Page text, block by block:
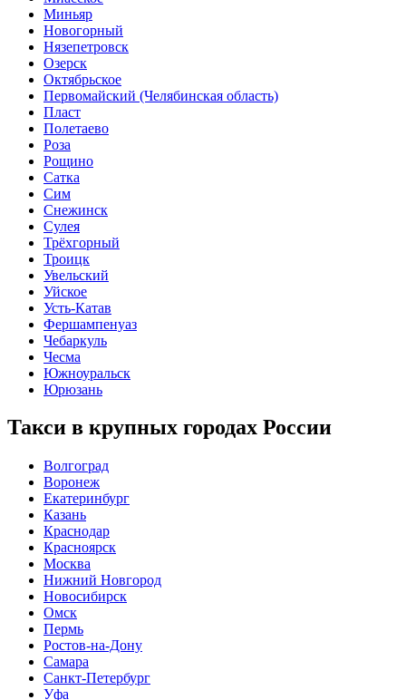
Миньяр
Новогорный
Нязепетровск
Озерск
Октябрьское
Первомайский (Челябинская область)
Пласт
Полетаево
Роза
Рощино
Сатка
Сим
Снежинск
Сулея
Трёхгорный
Троицк
Увельский
Уйское
Усть-Катав
Фершампенуаз
Чебаркуль
Чесма
Южноуральск
Юрюзань
Такси в крупных городах России
Волгоград
Воронеж
Екатеринбург
Казань
Краснодар
Красноярск
Москва
Нижний Новгород
Новосибирск
Омск
Пермь
Ростов-на-Дону
Самара
Санкт-Петербург
Уфа